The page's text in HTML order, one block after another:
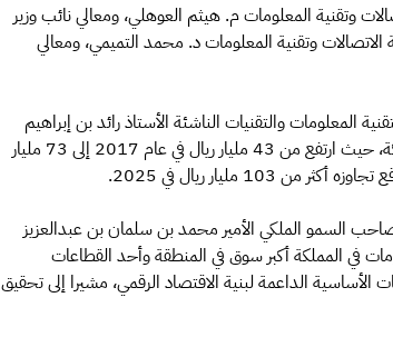
وتقنية المعلومات م. هيثم العوهلي، ومعالي نائب وزير
وتقنية المعلومات د. محمد التميمي، ومعالي
والتقنيات الناشئة الأستاذ رائد بن إبراهيم
الفايز مؤشرات النمو التي سجلها قطاع تقنية المعلومات بالمملكة، حيث ارتفع من 43 مليار ريال في عام 2017 إلى 73 مليار
السمو الملكي الأمير محمد بن سلمان بن عبدالعزيز
في المملكة أكبر سوق في المنطقة وأحد القطاعات
رؤية المملكة 2030 وأحد المكونات الأساسية الداعمة لبنية الاقتصاد الرقمي، مشيرا إلى تحقيق